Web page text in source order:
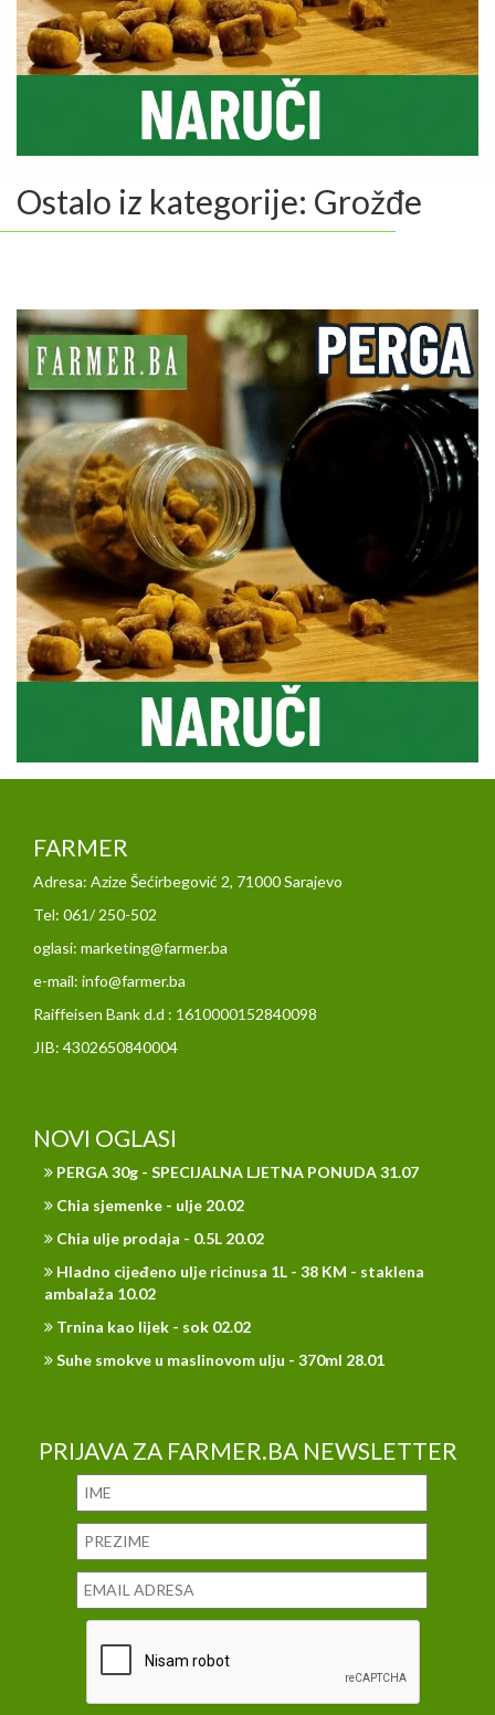
Ostalo iz kategorije: Grožđe
FARMER
Adresa: Azize Šećirbegović 2, 71000 Sarajevo
Tel: 061/ 250-502
oglasi: marketing@farmer.ba
e-mail: info@farmer.ba
Raiffeisen Bank d.d : 1610000152840098
JIB: 4302650840004
NOVI OGLASI
PERGA 30g - SPECIJALNA LJETNA PONUDA 31.07
Chia sjemenke - ulje 20.02
Chia ulje prodaja - 0.5L 20.02
Hladno cijeđeno ulje ricinusa 1L - 38 KM - staklena
ambalaža 10.02
Trnina kao lijek - sok 02.02
Suhe smokve u maslinovom ulju - 370ml 28.01
PRIJAVA ZA FARMER.BA NEWSLETTER